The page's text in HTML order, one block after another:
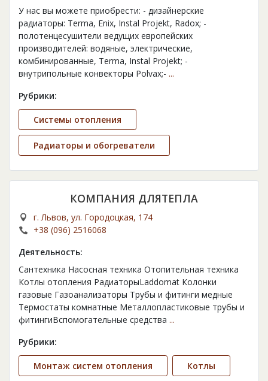
У нас вы можете приобрести: - дизайнерские
радиаторы: Terma, Enix, Instal Projekt, Radox; -
полотенцесушители ведущих европейских
производителей: водяные, электрические,
комбинированные, Terma, Instal Projekt; -
внутрипольные конвекторы Polvax;- ...
Рубрики:
Cистемы отопления
Радиаторы и обогреватели
КОМПАНИЯ ДЛЯТЕПЛА
г. Львов, ул. Городоцкая, 174
+38 (096) 2516068
Деятельность:
Сантехника Насосная техника Отопительная техника
Котлы отопления РадиаторыLaddomat Колонки
газовые Газоанализаторы Трубы и фитинги медные
Термостаты комнатные Металлопластиковые трубы и
фитингиВспомогательные средства ...
Рубрики:
Монтаж систем отопления Котлы